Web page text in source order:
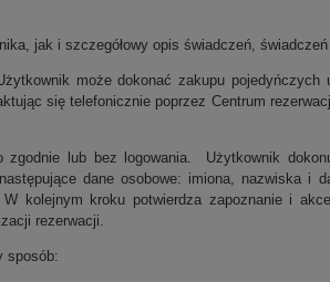
jak i szczegółowy opis świadczeń,
może dokonać zakupu pojedyńczych
się telefonicznie poprzez Centrum
lub bez logowania. Użytkownik
dane osobowe: imiona, nazwiska i
kolejnym kroku potwierdza zapoznanie i
rezerwacji.
sposób: